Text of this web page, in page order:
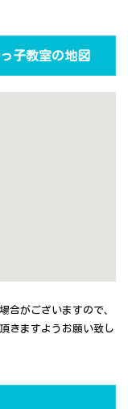
子教室の地図
合がございますので、
きますようお願い致し